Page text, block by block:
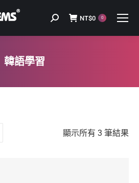
Search: NT$0 0
韓語學習
顯示所有 3 筆結果